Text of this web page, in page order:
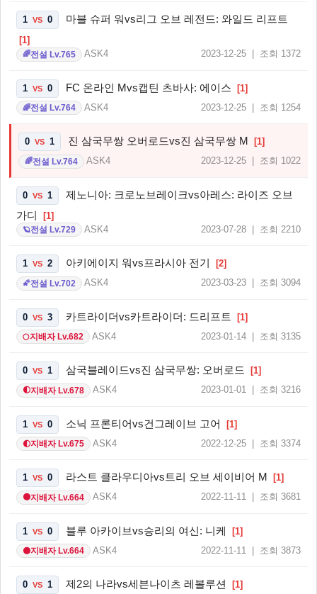
1 VS 0 마블 슈퍼 워vs리그 오브 레전드: 와일드 리프트
[1]
🌈전설 Lv.765 ASK4 2023-12-25 | 조회 1372
1 VS 0 FC 온라인 Mvs캡틴 츠바사: 에이스 [1]
🌈전설 Lv.764 ASK4 2023-12-25 | 조회 1254
0 VS 1 진 삼국무쌍 오버로드vs진 삼국무쌍 M [1]
🌈전설 Lv.764 ASK4 2023-12-25 | 조회 1022
0 VS 1
제노니아: 크로노브레이크vs아레스: 라이즈 오브
가디
[1]
🪐전설 Lv.729 ASK4 2023-07-28 | 조회 2210
1 VS 2 아키에이지 워vs프라시아 전기 [2]
🌠전설 Lv.702 ASK4 2023-03-23 | 조회 3094
0 VS 3 카트라이더vs카트라이더: 드리프트 [1]
🌕지배자 Lv.682 ASK4 2023-01-14 | 조회 3135
0 VS 1 삼국블레이드vs진 삼국무쌍: 오버로드 [1]
🌓지배자 Lv.678 ASK4 2023-01-01 | 조회 3216
1 VS 0 소닉 프론티어vs건그레이브 고어 [1]
🌓지배자 Lv.675 ASK4 2022-12-25 | 조회 3374
1 VS 0 라스트 클라우디아vs트리 오브 세이비어 M [1]
🌑지배자 Lv.664 ASK4 2022-11-11 | 조회 3681
1 VS 0 블루 아카이브vs승리의 여신: 니케 [1]
🌑지배자 Lv.664 ASK4 2022-11-11 | 조회 3873
0 VS 1 제2의 나라vs세븐나이츠 레볼루션 [1]